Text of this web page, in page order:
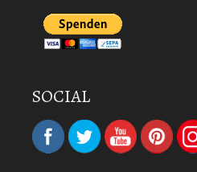
SOCIAL